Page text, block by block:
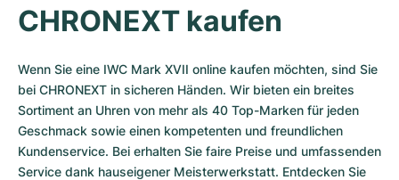
CHRONEXT kaufen
Wenn Sie eine IWC Mark XVII online kaufen möchten, sind Sie
bei CHRONEXT in sicheren Händen. Wir bieten ein breites
Sortiment an Uhren von mehr als 40 Top-Marken für jeden
Geschmack sowie einen kompetenten und freundlichen
Kundenservice. Bei erhalten Sie faire Preise und umfassenden
Service dank hauseigener Meisterwerkstatt. Entdecken Sie